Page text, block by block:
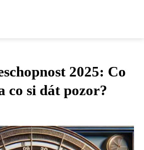
2025: Co
co si dát pozor?